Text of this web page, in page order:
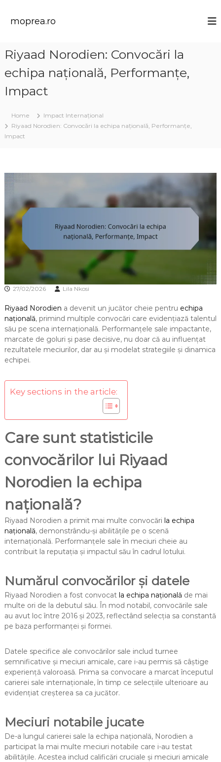
moprea.ro
Riyaad Norodien: Convocări la
echipa națională, Performanțe,
Impact
Home
Impact Internațional
Riyaad Norodien: Convocări la echipa națională, Performanțe,
Impact
27/02/2026 Lila Nkosi
Riyaad Norodien a devenit un jucător cheie pentru echipa
națională, primind multiple convocări care evidențiază talentul
său pe scena internațională. Performanțele sale impactante,
marcate de goluri și pase decisive, nu doar că au influențat
rezultatele meciurilor, dar au și modelat strategiile și dinamica
echipei.
Key sections in the article:
Care sunt statisticile
convocărilor lui Riyaad
Norodien la echipa
națională?
Riyaad Norodien a primit mai multe convocări la echipa
națională, demonstrându-și abilitățile pe o scenă
internațională. Performanțele sale în meciuri cheie au
contribuit la reputația și impactul său în cadrul lotului.
Numărul convocărilor și datele
Riyaad Norodien a fost convocat la echipa națională de mai
multe ori de la debutul său. În mod notabil, convocările sale
au avut loc între 2016 și 2023, reflectând selecția sa constantă
pe baza performanței și formei.
Datele specifice ale convocărilor sale includ turnee
semnificative și meciuri amicale, care i-au permis să câștige
experiență valoroasă. Prima sa convocare a marcat începutul
carierei sale internaționale, în timp ce selecțiile ulterioare au
evidențiat creșterea sa ca jucător.
Meciuri notabile jucate
De-a lungul carierei sale la echipa națională, Norodien a
participat la mai multe meciuri notabile care i-au testat
abilitățile. Acestea includ calificări cruciale și meciuri amicale